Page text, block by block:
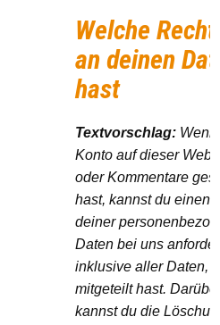
Welche
an deinen
hast
Textvorschlag:
Konto auf dieser
oder Kommentare
hast, kannst du einen
deiner
Daten bei uns
inklusive aller Daten,
mitgeteilt hast.
kannst du die